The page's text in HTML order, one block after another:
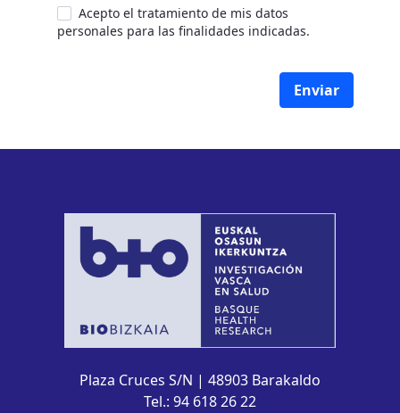
Acepto el tratamiento de mis datos
personales para las finalidades indicadas.
Enviar
Plaza Cruces S/N | 48903 Barakaldo
Tel.: 94 618 26 22